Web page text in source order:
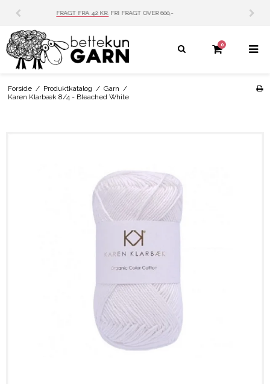
PERSONLIG SERVICE MAIL: INFO@BETTEKUN.DK
0
Forside / Produktkatalog / Garn /
Karen Klarbæk 8/4 - Bleached White